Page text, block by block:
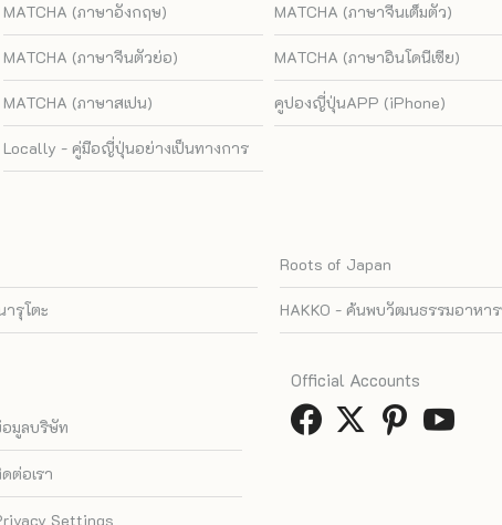
MATCHA (ภาษาอังกฤษ) MATCHA (ภาษาจีนเต็มตัว)
MATCHA (ภาษาจีนตัวย่อ) MATCHA (ภาษาอินโดนีเซีย)
MATCHA (ภาษาสเปน) คูปองญี่ปุ่นAPP (iPhone)
Locally - คู่มือญี่ปุ่นอย่างเป็นทางการ
Roots of Japan
ารุโตะ HAKKO - ค้นพบวัฒนธรรมอาห
มูลบริษัท
ต่อเรา
Settings
Official Accounts